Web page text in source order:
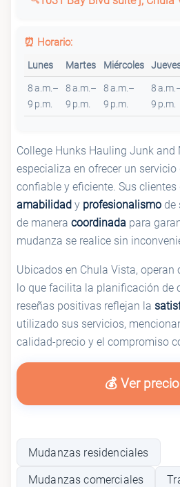
⏰ Horario:
Lunes Martes Miércoles
8 a.m.–
9 p.m.
8 a.m.–
9 p.m.
8 a.m.–
9 p.m.
8
9 p.m.
College Hunks Hauling Junk
especializa en ofrecer un
confiable y eficiente. Sus clientes
amabilidad y profesionalismo de
de manera coordinada para
mudanza se realice sin
Ubicados en Chula Vista,
lo que facilita la planificación de
reseñas positivas reflejan la
utilizado sus servicios,
calidad-precio y el compromiso
💰 Ver
Mudanzas residenciales
Mudanzas comerciales